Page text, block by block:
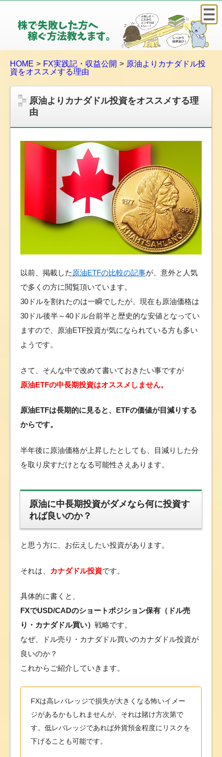
で
失
敗
し
た
へ
稼
ぐ
方
HOME FX実践記・収益公開
原油よりカナダドル投
資をオススメする理由
原油よりカナダドル投資をオススメする理
由
以前、掲載した原油ETFの比較の記事が、意外と人気
で多くの方に閲覧頂いています。
30ドルを割れたのは一瞬でしたが、現在も原油価格は
30ドル後半～40ドル台前半と歴史的な安値となってい
ますので、原油ETF投資が気になられている方も多い
ようです。
さて、そんな中で改めて書いておきたい事ですが
原油ETFの中長期投資はオススメしません。
原油ETFは長期的に見ると、ETFの価値が目減りする
からです。
半年後に原油価格が上昇したとしても、目減りした分
を取り戻すだけとなる可能性さえあります。
原油に中長期投資がダメなら何に投資す
れば良いのか？
と思う方に、お伝えしたい投資があります。
それは、 カナダドル投資です。
具体的に書くと、
FXでUSD/CADのショートポジション保有（ドル売
り・カナダドル買い） 戦略です。
なぜ、ドル売り・カナダドル買いのカナダドル投資が
良いのか？
これからご紹介していきます。
FXは高レバレッジで損失が大きくなる怖いイメー
ジがあるかもしれませんが、それは賭け方次第で
す。低レバレッジであれば外貨預金程度にリスクを
下げることも可能です。